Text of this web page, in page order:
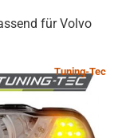
für Volvo
Tuning-Tec